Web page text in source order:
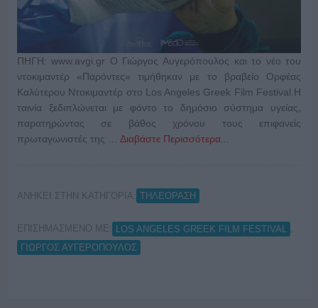
ΠΗΓΗ: www.avgi.gr Ο Γιώργος Αυγερόπουλος και το νέο του
ντοκιμαντέρ «Παρόντες» τιμήθηκαν με το βραβείο Ορφέας
Καλύτερου Ντοκιμαντέρ στο Los Angeles Greek Film Festival.Η
ταινία ξεδιπλώνεται με φόντο το δημόσιο σύστημα υγείας,
παρατηρώντας σε βάθος χρόνου τους επιφανείς
πρωταγωνιστές της … Διαβάστε Περισσότερα...
ΑΝΗΚΕΙ ΣΤΗΝ ΚΑΤΗΓΟΡΙΑ: ΤΗΛΕΟΡΑΣΗ
ΕΠΙΣΗΜΑΣΜΕΝΟ ΜΕ: LOS ANGELES GREEK FILM FESTIVAL
ΓΙΩΡΓΟΣ ΑΥΓΕΡΟΠΟΥΛΟΣ